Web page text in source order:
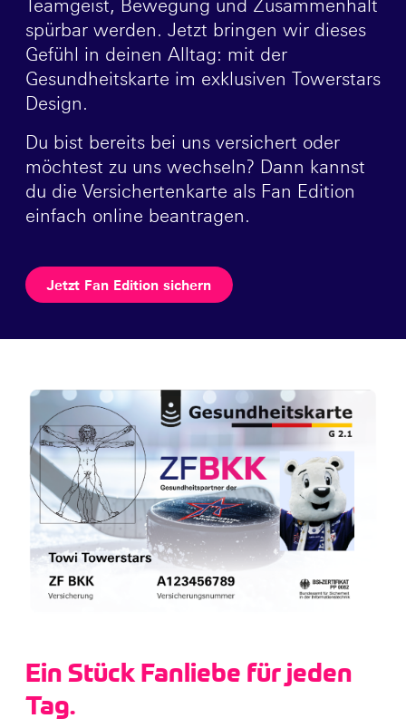
Teamgeist, Bewegung und Zusammenhalt
spürbar werden. Jetzt bringen wir dieses
Gefühl in deinen Alltag: mit der
Gesundheitskarte im exklusiven Towerstars
Design.
Du bist bereits bei uns versichert oder
möchtest zu uns wechseln? Dann kannst
du die Versichertenkarte als Fan Edition
einfach online beantragen.
Jetzt Fan Edition sichern
Ein Stück Fanliebe für jeden
Tag.